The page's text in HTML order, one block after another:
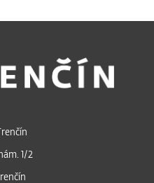
1/2